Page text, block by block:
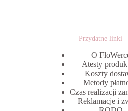
Przydatne linki
O
Atesty
Koszty
Metody
Czas realizacji
Reklamacje i